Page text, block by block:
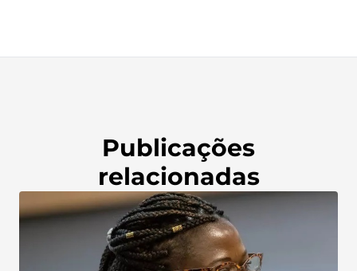
Publicações
relacionadas